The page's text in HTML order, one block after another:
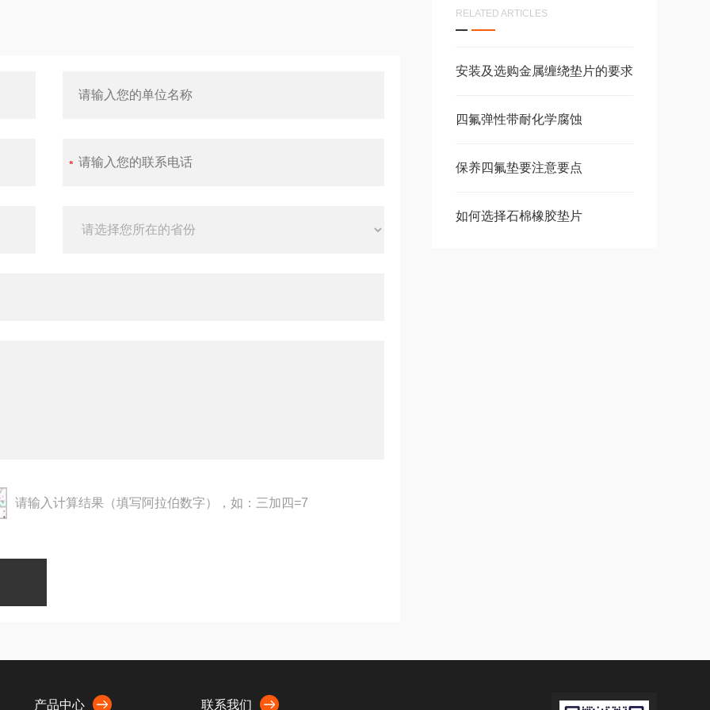
RELATED ARTICLES
安装及选购金属缠绕垫片的要求
四氟弹性带耐化学腐蚀
保养四氟垫要注意要点
如何选择石棉橡胶垫片
请输入计算结果（填写阿拉伯数字），如：三加四=7
产品中心 联系我们